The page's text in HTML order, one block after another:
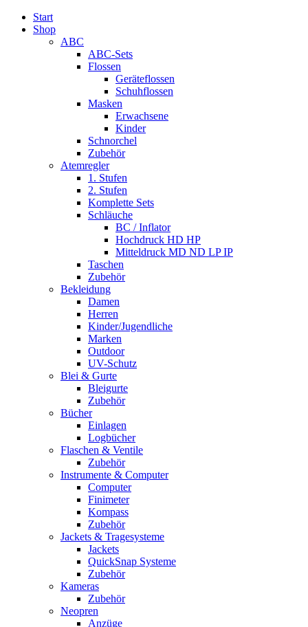
Start
Shop
ABC
ABC-Sets
Flossen
Geräteflossen
Schuhflossen
Masken
Erwachsene
Kinder
Schnorchel
Zubehör
Atemregler
1. Stufen
2. Stufen
Komplette Sets
Schläuche
BC / Inflator
Hochdruck HD HP
Mitteldruck MD ND LP IP
Taschen
Zubehör
Bekleidung
Damen
Herren
Kinder/Jugendliche
Marken
Outdoor
UV-Schutz
Blei & Gurte
Bleigurte
Zubehör
Bücher
Einlagen
Logbücher
Flaschen & Ventile
Zubehör
Instrumente & Computer
Computer
Finimeter
Kompass
Zubehör
Jackets & Tragesysteme
Jackets
QuickSnap Systeme
Zubehör
Kameras
Zubehör
Neopren
Anzüge